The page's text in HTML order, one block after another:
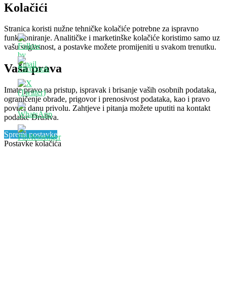
Kolačići
Stranica koristi nužne tehničke kolačiće potrebne za ispravno
funkcioniranje. Analitičke i marketinške kolačiće koristimo samo uz
vašu suglasnost, a postavke možete promijeniti u svakom trenutku.
Vaša prava
Imate pravo na pristup, ispravak i brisanje vaših osobnih podataka,
ograničenje obrade, prigovor i prenosivost podataka, kao i pravo
povući danu privolu. Zahtjeve i pitanja možete uputiti na kontakt
podatke Društva.
Spremi postavke
Postavke kolačića